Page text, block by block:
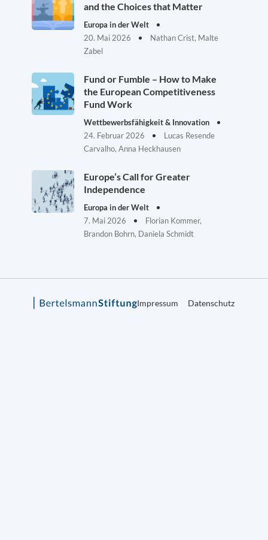
and the Choices that Matter
Europa in der Welt
20. Mai 2026
Nathan Crist, Malte
Zabel
Fund or Fumble – How to Make
the European Competitiveness
Fund Work
Wettbewerbsfähigkeit & Innovation
24. Februar 2026
Lucas Resende
Carvalho, Anna Heckhausen
Europe’s Call for Greater
Independence
Europa in der Welt
7. Mai 2026
Florian Kommer,
Brandon Bohrn, Daniela Schmidt
Impressum Datenschutz